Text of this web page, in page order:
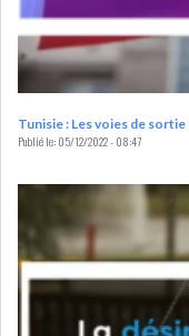
Tunisie : Les voies de
Publié le:05/12/2022 - 08:47